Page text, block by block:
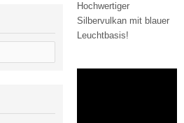
Hochwertiger
Silbervulkan mit blauer
Leuchtbasis!